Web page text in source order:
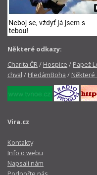
Některé odkazy:
Charita ČR/ Hospice / Papež
chval / HledámBoha / Některé
Vira.cz
Kontakty
Info o webu
Napsali nám